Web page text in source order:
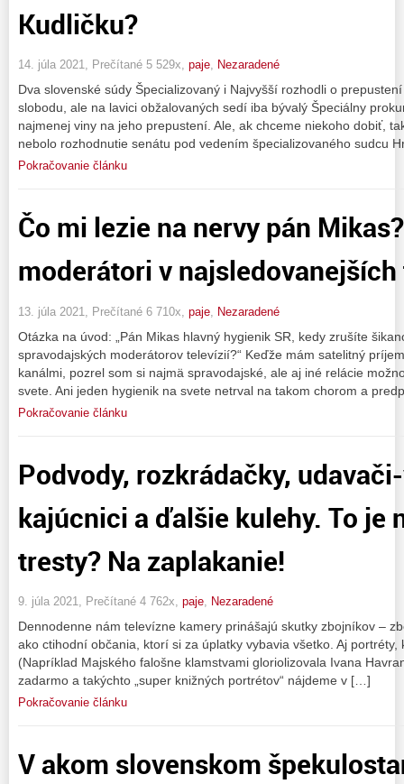
Kudličku?
14. júla 2021, Prečítané 5 529x, paje, Nezaradené
Dva slovenské súdy Špecializovaný i Najvyšší rozhodli o
slobodu, ale na lavici obžalovaných sedí iba bývalý Špeciálny
najmenej viny na jeho prepustení. Ale, ak chceme niekoho dobiť,
nebolo rozhodnutie senátu pod vedením špecializovaného sudcu
Pokračovanie článku
Čo mi lezie na nervy pán
moderátori v
13. júla 2021, Prečítané 6 710x, paje Nezaradené
Otázka na úvod: „Pán Mikas hlavný hygienik SR, kedy zrušíte
spravodajských moderátorov televízií?“ Keďže mám satelitný
kanálmi, pozrel som si najmä spravodajské, ale aj iné relácie
svete. Ani jeden hygienik na svete netrval na takom chorom a
Pokračovanie článku
Podvody, rozkrádačky,
kajúcnici a ďalšie kulehy. To je
tresty? Na zaplakanie!
9. júla 2021, Prečítané 4 762x, paje, Nezaradené
Dennodenne nám televízne kamery prinášajú skutky zbojníkov –
ako ctihodní občania, ktorí si za úplatky vybavia všetko. Aj portréty,
(Napríklad Majského falošne klamstvami gloriolizovala Ivana
zadarmo a takýchto „super knižných portrétov“ nájdeme v […]
Pokračovanie článku
V akom slovenskom